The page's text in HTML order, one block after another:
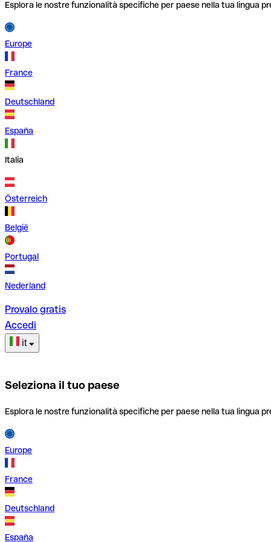
Esplora le nostre funzionalità specifiche per paese nella tua lingua
Europe
France
Deutschland
España
Italia
Österreich
België
Portugal
Nederland
Provalo gratis
Accedi
it
Seleziona il tuo paese
Esplora le nostre funzionalità specifiche per paese nella tua lingua
Europe
France
Deutschland
España